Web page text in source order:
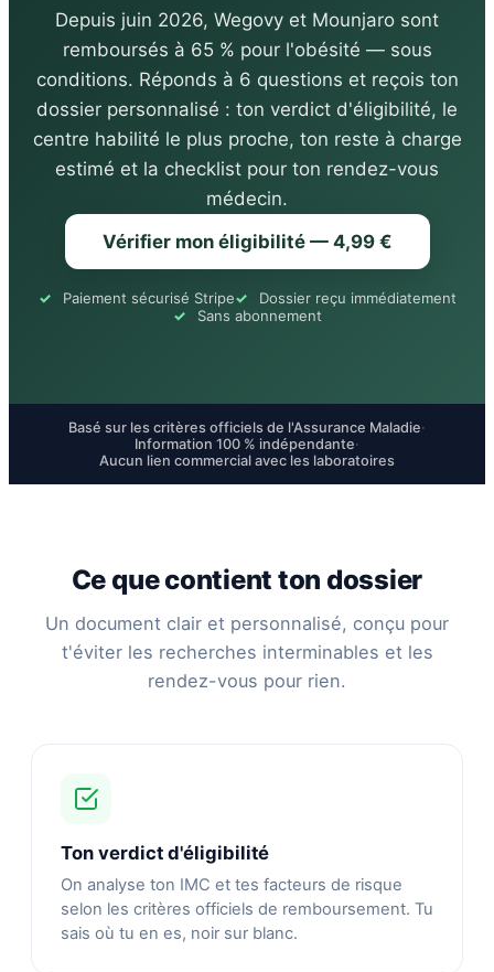
Depuis juin 2026, Wegovy et Mounjaro sont
remboursés à 65 % pour l'obésité — sous
conditions. Réponds à 6 questions et reçois ton
dossier personnalisé : ton verdict d'éligibilité, le
centre habilité le plus proche, ton reste à charge
estimé et la checklist pour ton rendez-vous
médecin.
Vérifier mon éligibilité — 4,99 €
Paiement sécurisé Stripe
Dossier reçu immédiatement
Sans abonnement
Basé sur les critères officiels de l'Assurance Maladie·
Information 100 % indépendante·
Aucun lien commercial avec les laboratoires
Ce que contient ton dossier
Un document clair et personnalisé, conçu pour
t'éviter les recherches interminables et les
rendez-vous pour rien.
Ton verdict d'éligibilité
On analyse ton IMC et tes facteurs de risque
selon les critères officiels de remboursement. Tu
sais où tu en es, noir sur blanc.